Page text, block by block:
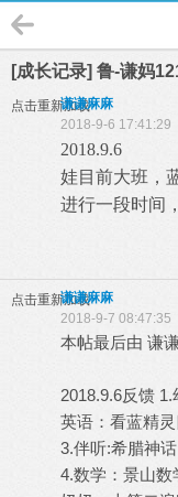
[成长记录] 鲁-谦妈
点击重新加载
谦谦麻麻
2018-9-6 17:41:29
2018.9.6
娃目前大班，
进行一段时间
点击重新加载
谦谦麻麻
2018-9-7 08:47:35
本帖最后由 谦
2018.9.6反馈
英语：看蓝精
3.伴听:希腊神话
4.数学：景山数